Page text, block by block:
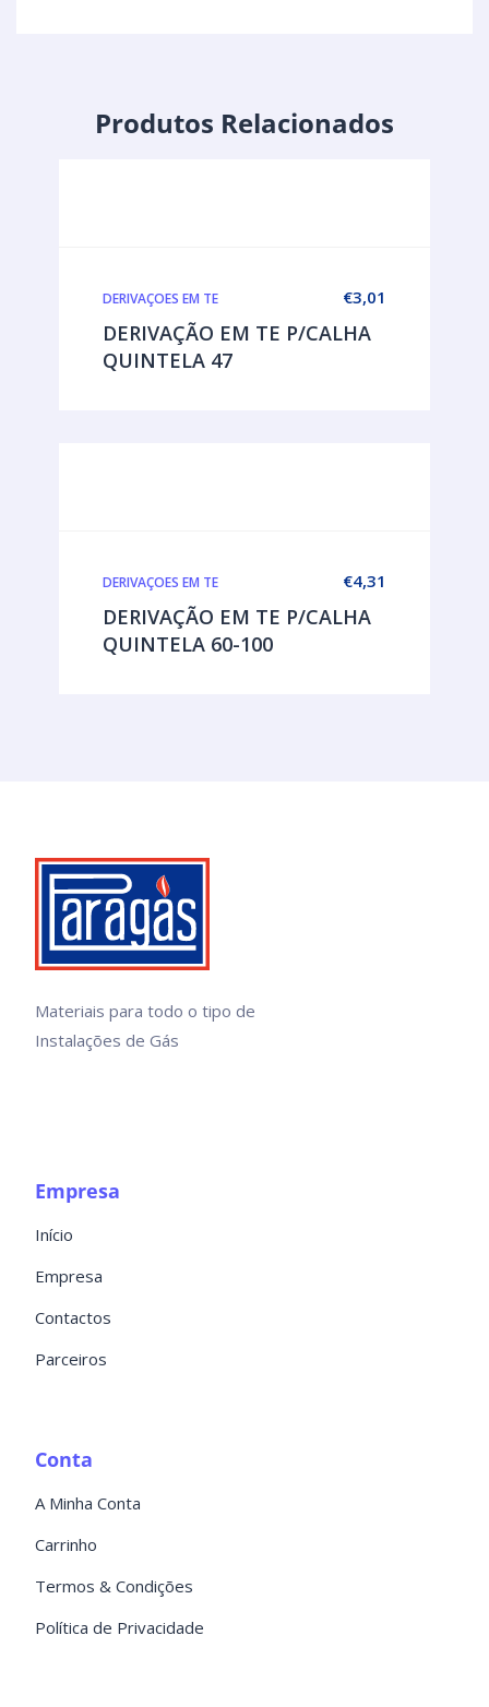
Produtos Relacionados
€3,01
DERIVAÇOES EM TE
DERIVAÇÃO EM TE P/CALHA
QUINTELA 47
€4,31
DERIVAÇOES EM TE
DERIVAÇÃO EM TE P/CALHA
QUINTELA 60-100
Materiais para todo o tipo de
Instalações de Gás
Empresa
Início
Empresa
Contactos
Parceiros
Conta
A Minha Conta
Carrinho
Termos & Condições
Política de Privacidade